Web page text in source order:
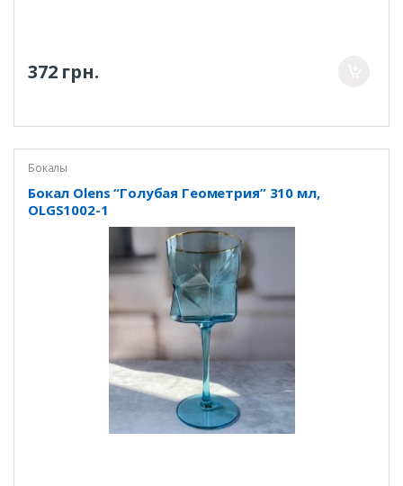
372 грн.
Бокалы
Бокал Olens “Голубая Геометрия” 310 мл,
OLGS1002-1